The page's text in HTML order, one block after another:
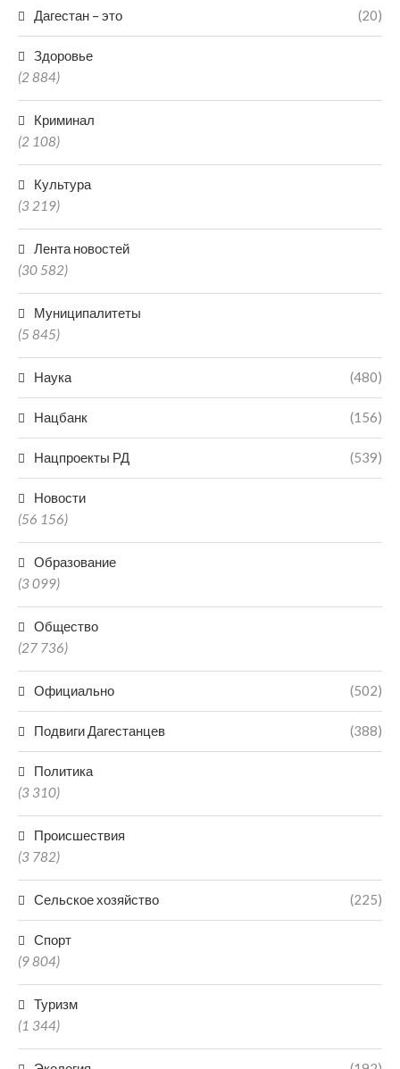
Дагестан – это (20)
Здоровье
(2 884)
Криминал
(2 108)
Культура
(3 219)
Лента новостей
(30 582)
Муниципалитеты
(5 845)
Наука (480)
Нацбанк (156)
Нацпроекты РД (539)
Новости
(56 156)
Образование
(3 099)
Общество
(27 736)
Официально (502)
Подвиги Дагестанцев (388)
Политика
(3 310)
Происшествия
(3 782)
Сельское хозяйство (225)
Спорт
(9 804)
Туризм
(1 344)